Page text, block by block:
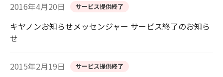
2016年4月20日 サービス提供終了
キヤノンお知らせメッセンジャー サービス終了のお知ら
せ
2015年2月19日 サービス提供終了